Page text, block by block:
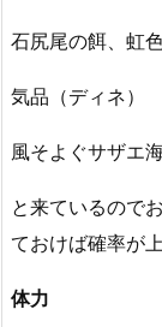
石尻尾の餌、虹
気品（ディネ）
風そよぐサザエ
と来ているので
ておけば確率が
体力